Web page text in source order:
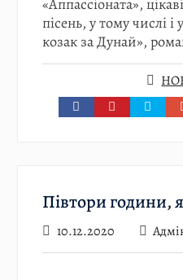
«Аппассіоната»,
пісень, у тому числі і
козак за Дунай»,
Півтори години,
10.12.2020